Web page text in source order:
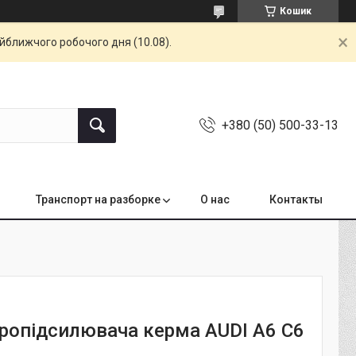
Кошик
робочого дня (10.08).
+380 (50) 500-33-13
Транспорт на разборке О нас Контакты
керма AUDI A6 C6